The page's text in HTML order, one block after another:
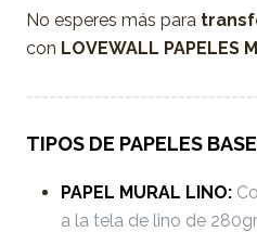
No esperes más para
con LOVEWALL PAPELES
TIPOS DE PAPELES BASE
PAPEL MURAL LINO:
a la tela de lino de